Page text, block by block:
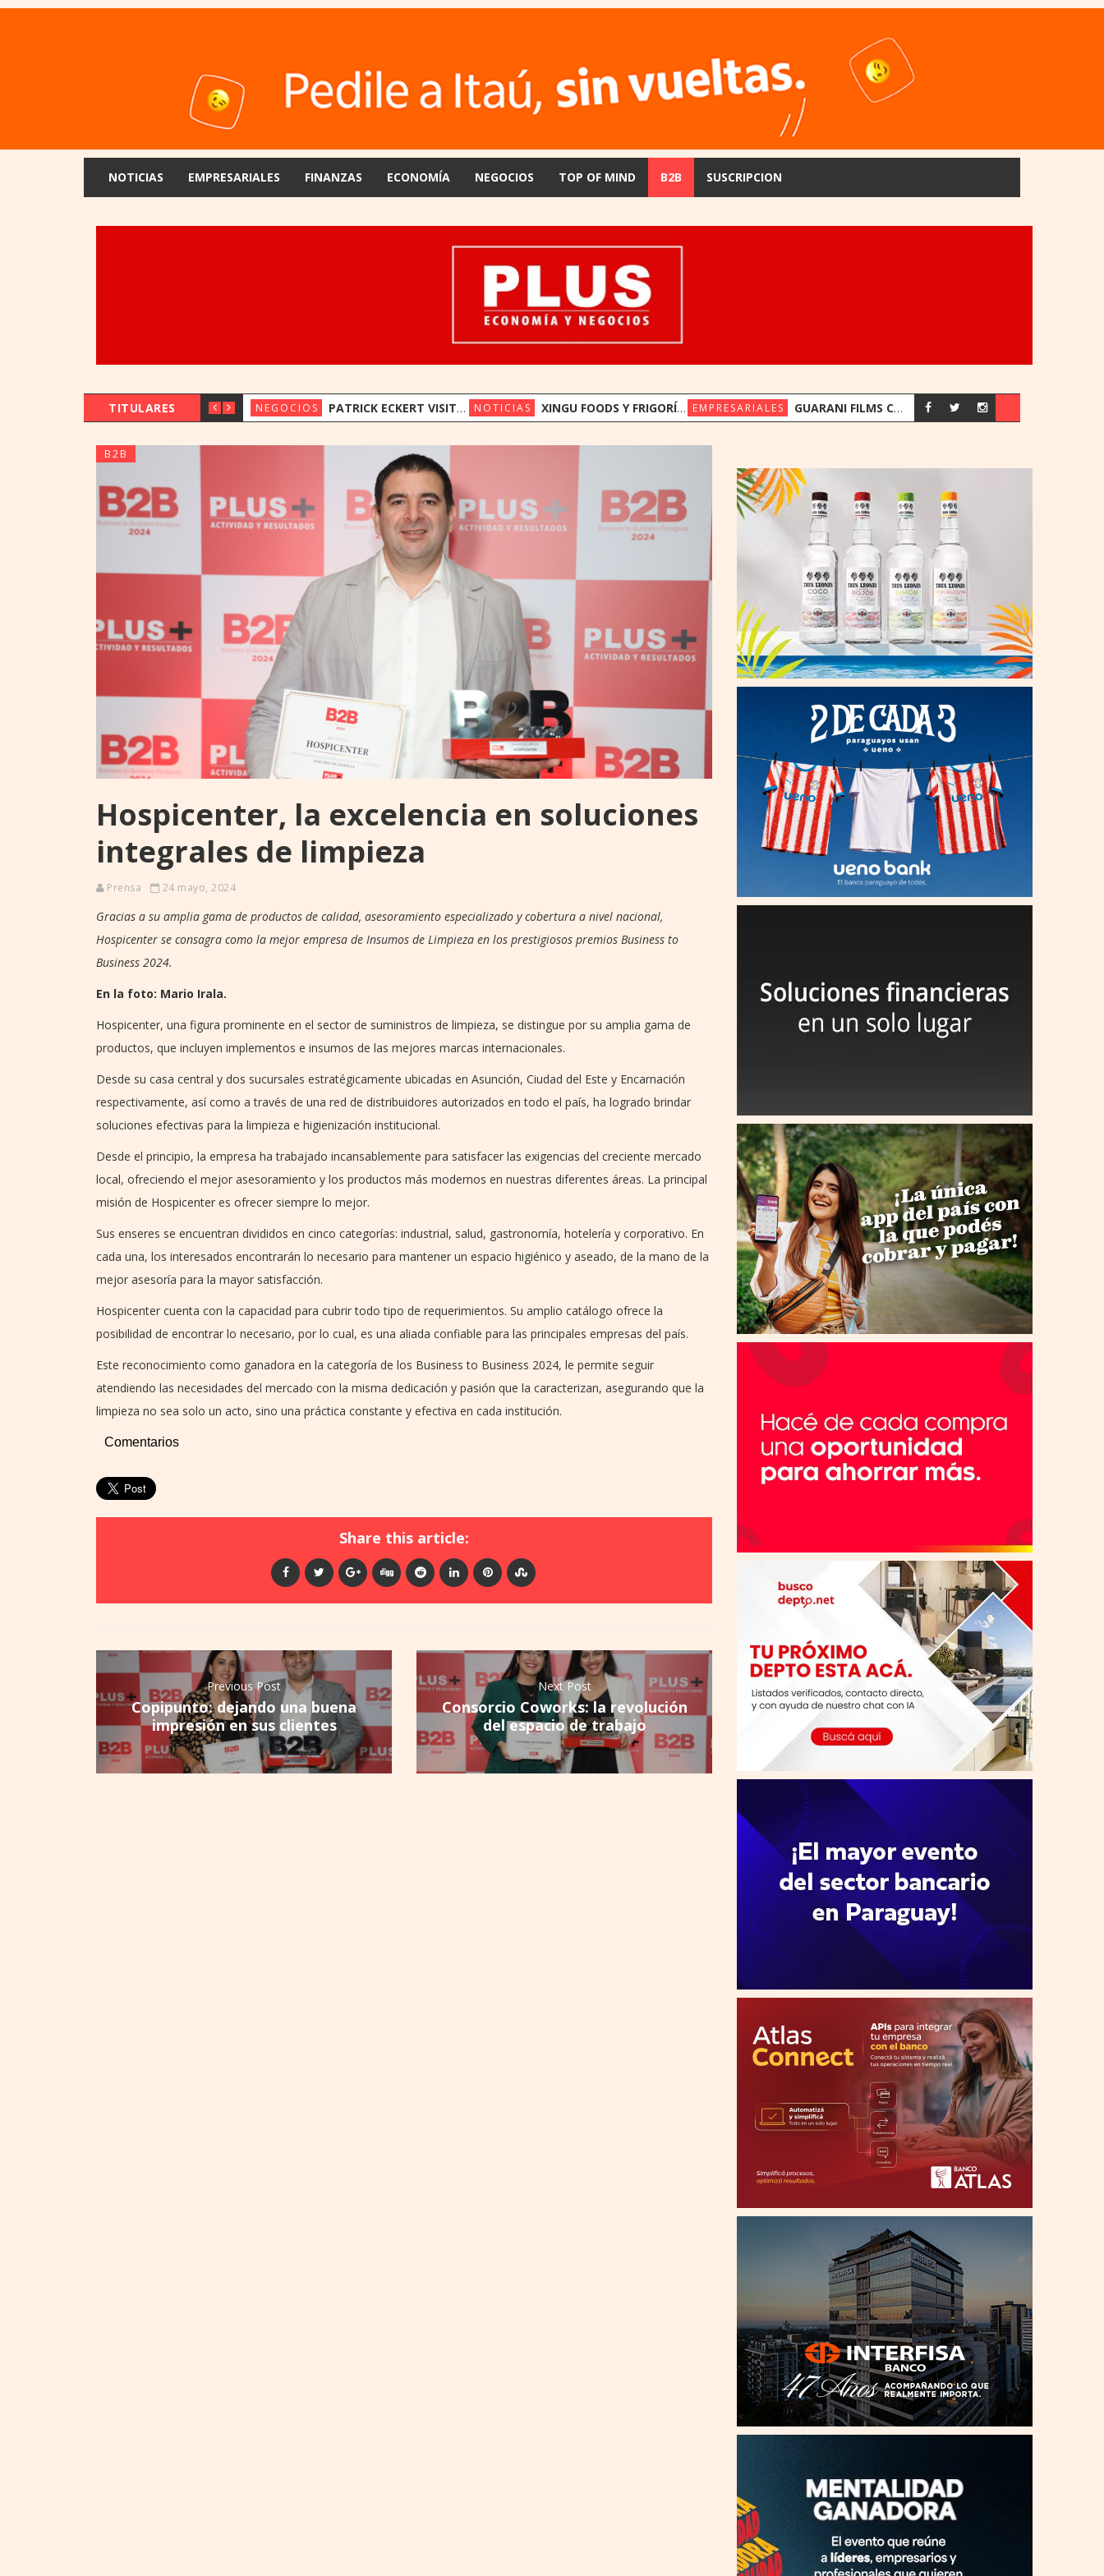
NOTICIAS EMPRESARIALES FINANZAS ECONOMÍA NEGOCIOS TOP OF MIND B2B SUSCRIPCION
TITULARES NEGOCIOS PATRICK ECKERT VISITÓ PARAGUAY PARA IMPULSAR EL ACCESO OPORTUNO A LA INNOVACIÓN EN SALUD NOTICIAS XINGU FOODS Y FRIGORÍFICO CONCEPCIÓN AVANZAN EN PROYECTO DE OPERACIÓN COMPARTIDA EMPRESARIALES GUARANI FILMS CELEBRA 10 AÑOS IMPULSANDO LA PUBLICIDAD PARAGUAYA
B2B
Hospicenter, la excelencia en soluciones
integrales de limpieza
Prensa 24 mayo, 2024
Gracias a su amplia gama de productos de calidad, asesoramiento especializado y cobertura a nivel nacional,
Hospicenter se consagra como la mejor empresa de Insumos de Limpieza en los prestigiosos premios Business to
Business 2024.
En la foto: Mario Irala.
Hospicenter, una figura prominente en el sector de suministros de limpieza, se distingue por su amplia gama de
productos, que incluyen implementos e insumos de las mejores marcas internacionales.
Desde su casa central y dos sucursales estratégicamente ubicadas en Asunción, Ciudad del Este y Encarnación
respectivamente, así como a través de una red de distribuidores autorizados en todo el país, ha logrado brindar
soluciones efectivas para la limpieza e higienización institucional.
Desde el principio, la empresa ha trabajado incansablemente para satisfacer las exigencias del creciente mercado
local, ofreciendo el mejor asesoramiento y los productos más modernos en nuestras diferentes áreas. La principal
misión de Hospicenter es ofrecer siempre lo mejor.
Sus enseres se encuentran divididos en cinco categorías: industrial, salud, gastronomía, hotelería y corporativo. En
cada una, los interesados encontrarán lo necesario para mantener un espacio higiénico y aseado, de la mano de la
mejor asesoría para la mayor satisfacción.
Hospicenter cuenta con la capacidad para cubrir todo tipo de requerimientos. Su amplio catálogo ofrece la
posibilidad de encontrar lo necesario, por lo cual, es una aliada confiable para las principales empresas del país.
Este reconocimiento como ganadora en la categoría de los Business to Business 2024, le permite seguir
atendiendo las necesidades del mercado con la misma dedicación y pasión que la caracterizan, asegurando que la
limpieza no sea solo un acto, sino una práctica constante y efectiva en cada institución.
Comentarios
Share this article:
Previous Post
Copipunto: dejando una buena
impresión en sus clientes
Next Post
Consorcio Coworks: la revolución
del espacio de trabajo